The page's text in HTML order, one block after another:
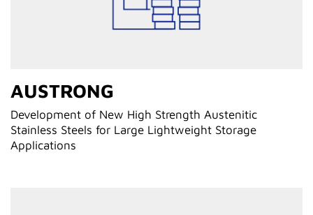
AUSTRONG
Development of New High Strength Austenitic
Stainless Steels for Large Lightweight Storage
Applications